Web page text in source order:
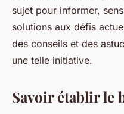
sujet pour informer,
solutions aux défis
des conseils et des
une telle initiative.
Savoir établir le